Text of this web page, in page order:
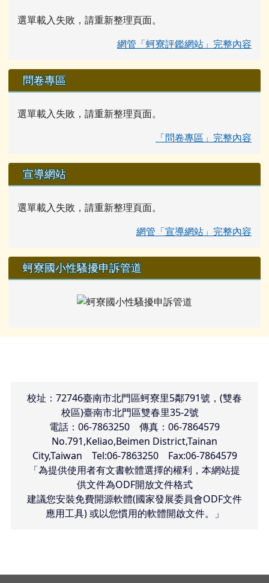
選單載入失敗，請重新整理頁面。
網管「蚵寮評鑑網站」完整內容
問卷專區
選單載入失敗，請重新整理頁面。
「問卷專區」完整內容
宣導網站
選單載入失敗，請重新整理頁面。
網管「宣導網站」完整內容
蚵寮國小性騷擾申訴管道
校址：72746臺南市北門區蚵寮里5鄰791號，(雙春
校區)臺南市北門區雙春里35-2號
電話：06-7863250 傳真：06-7864579
No.791,Keliao,Beimen District,Tainan
City,Taiwan Tel:06-7863250 Fax:06-7864579
「為提供使用者有文書軟體選擇的權利，本網站提
供文件為ODF開放文件格式
建議您安裝免費開源軟體(國家發展委員會ODF文件
應用工具) 或以您慣用的軟體開啟文件。」